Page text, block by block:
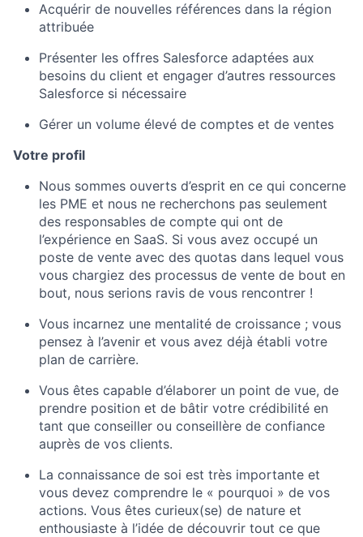
Acquérir de nouvelles références dans la région
attribuée
Présenter les offres Salesforce adaptées aux
besoins du client et engager d’autres ressources
Salesforce si nécessaire
Gérer un volume élevé de comptes et de ventes
Votre profil
Nous sommes ouverts d’esprit en ce qui concerne
les PME et nous ne recherchons pas seulement
des responsables de compte qui ont de
l’expérience en SaaS. Si vous avez occupé un
poste de vente avec des quotas dans lequel vous
vous chargiez des processus de vente de bout en
bout, nous serions ravis de vous rencontrer !
Vous incarnez une mentalité de croissance ; vous
pensez à l’avenir et vous avez déjà établi votre
plan de carrière.
Vous êtes capable d’élaborer un point de vue, de
prendre position et de bâtir votre crédibilité en
tant que conseiller ou conseillère de confiance
auprès de vos clients.
La connaissance de soi est très importante et
vous devez comprendre le « pourquoi » de vos
actions. Vous êtes curieux(se) de nature et
enthousiaste à l’idée de découvrir tout ce que